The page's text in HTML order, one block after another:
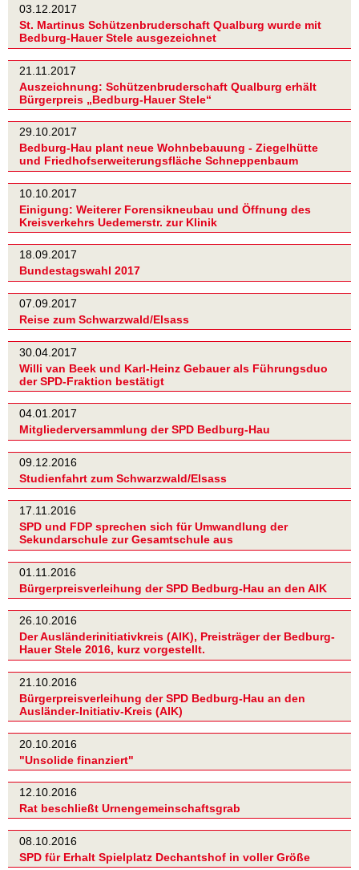
03.12.2017
St. Martinus Schützenbruderschaft Qualburg wurde mit
Bedburg-Hauer Stele ausgezeichnet
21.11.2017
Auszeichnung: Schützenbruderschaft Qualburg erhält
Bürgerpreis „Bedburg-Hauer Stele“
29.10.2017
Bedburg-Hau plant neue Wohnbebauung - Ziegelhütte
und Friedhofserweiterungsfläche Schneppenbaum
10.10.2017
Einigung: Weiterer Forensikneubau und Öffnung des
Kreisverkehrs Uedemerstr. zur Klinik
18.09.2017
Bundestagswahl 2017
07.09.2017
Reise zum Schwarzwald/Elsass
30.04.2017
Willi van Beek und Karl-Heinz Gebauer als Führungsduo
der SPD-Fraktion bestätigt
04.01.2017
Mitgliederversammlung der SPD Bedburg-Hau
09.12.2016
Studienfahrt zum Schwarzwald/Elsass
17.11.2016
SPD und FDP sprechen sich für Umwandlung der
Sekundarschule zur Gesamtschule aus
01.11.2016
Bürgerpreisverleihung der SPD Bedburg-Hau an den AIK
26.10.2016
Der Ausländerinitiativkreis (AIK), Preisträger der Bedburg-
Hauer Stele 2016, kurz vorgestellt.
21.10.2016
Bürgerpreisverleihung der SPD Bedburg-Hau an den
Ausländer-Initiativ-Kreis (AIK)
20.10.2016
"Unsolide finanziert"
12.10.2016
Rat beschließt Urnengemeinschaftsgrab
08.10.2016
SPD für Erhalt Spielplatz Dechantshof in voller Größe